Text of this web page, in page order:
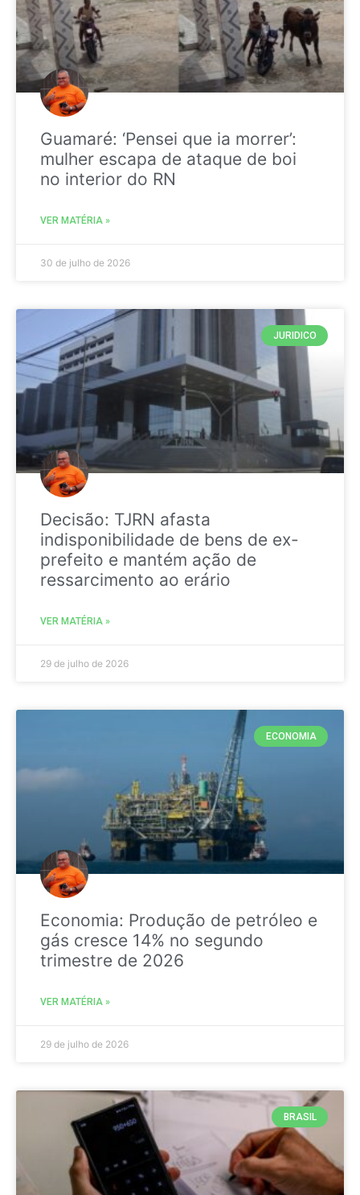
Guamaré: ‘Pensei que ia morrer’:
mulher escapa de ataque de boi
no interior do RN
VER MATÉRIA »
30 de julho de 2026
JURIDICO
Decisão: TJRN afasta
indisponibilidade de bens de ex-
prefeito e mantém ação de
ressarcimento ao erário
VER MATÉRIA »
29 de julho de 2026
ECONOMIA
Economia: Produção de petróleo e
gás cresce 14% no segundo
trimestre de 2026
VER MATÉRIA »
29 de julho de 2026
BRASIL